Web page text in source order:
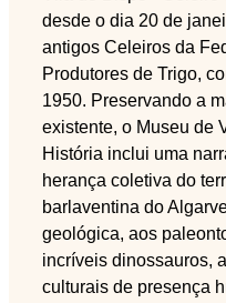
desde o dia 20 de
antigos Celeiros da
Produtores de Trigo,
1950. Preservando a
existente, o Museu de
História inclui uma
herança coletiva do
barlaventina do
geológica, aos
incríveis dinossauros,
culturais de presença